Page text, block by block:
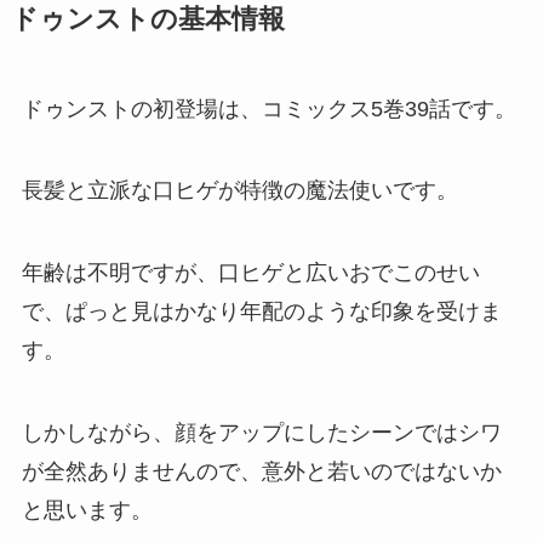
ドゥンストの基本情報
ドゥンストの初登場は、コミックス5巻39話です。
長髪と立派な口ヒゲが特徴の魔法使いです。
年齢は不明ですが、口ヒゲと広いおでこのせい
で、ぱっと見はかなり年配のような印象を受けま
す。
しかしながら、顔をアップにしたシーンではシワ
が全然ありませんので、意外と若いのではないか
と思います。